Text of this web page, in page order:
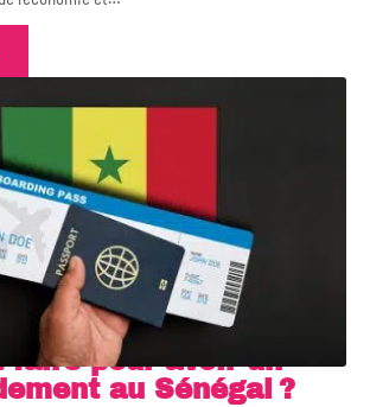
faire pour avoir un
au Sénégal ?